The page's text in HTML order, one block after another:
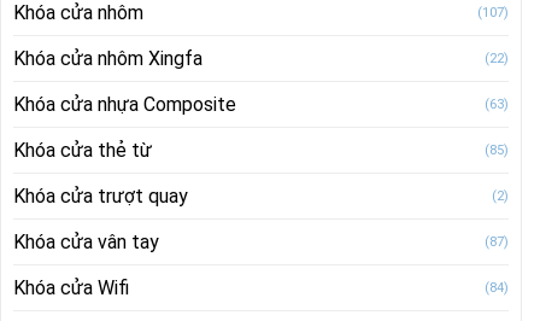
Khóa cửa nhôm (107)
Khóa cửa nhôm Xingfa (22)
Khóa cửa nhựa Composite (63)
Khóa cửa thẻ từ (85)
Khóa cửa trượt quay (2)
Khóa cửa vân tay (87)
Khóa cửa Wifi (84)